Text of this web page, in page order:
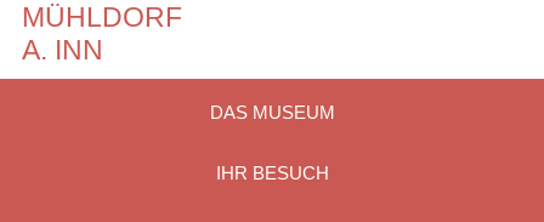
DAS MUSEUM
IHR BESUCH